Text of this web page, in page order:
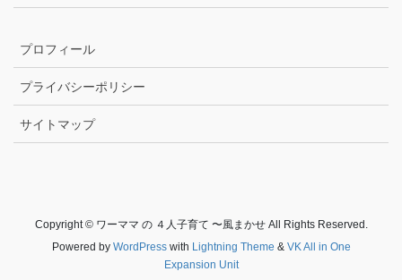
プロフィール
プライバシーポリシー
サイトマップ
Copyright © ワーママ の ４人子育て 〜風まかせ All Rights Reserved.
Powered by WordPresswith Lightning Theme & VK All in One
Expansion Unit